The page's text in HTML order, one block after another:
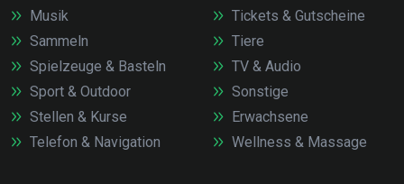
Musik
Sammeln
Spielzeuge & Basteln
Sport & Outdoor
Stellen & Kurse
Telefon & Navigation
Tickets & Gutscheine
Tiere
TV & Audio
Sonstige
Erwachsene
Wellness & Massage